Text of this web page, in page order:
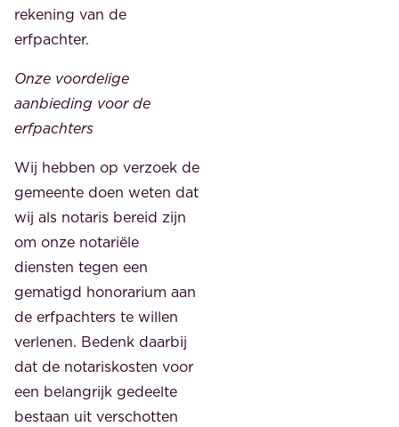
rekening van de
erfpachter.
Onze voordelige
aanbieding voor de
erfpachters
Wij hebben op verzoek de
gemeente doen weten dat
wij als notaris bereid zijn
om onze notariële
diensten tegen een
gematigd honorarium aan
de erfpachters te willen
verlenen. Bedenk daarbij
dat de notariskosten voor
een belangrijk gedeelte
bestaan uit verschotten